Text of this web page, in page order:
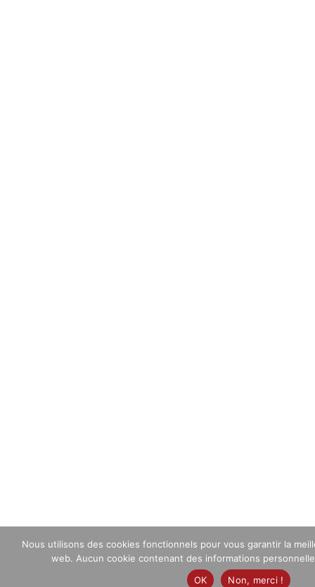
Nous utilisons des cookies fonctionnels pour vous garantir la
web. Aucun cookie contenant des informations
OK
Non, merci !